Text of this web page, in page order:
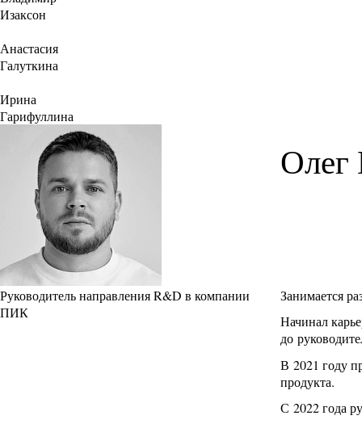
Изаксон
Анастасия
Галуткина
Ирина
Гарифуллина
Олег
Руководитель направления R&D в компании
ПИК
Занимается
Начинал
до
В 2021 году
продукта.
С 2022 года